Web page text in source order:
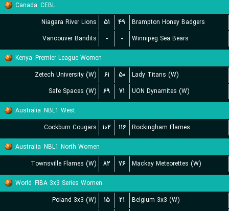
Canada CEBL
Niagara River Lions
۵۱ ۴۹
Brampton Honey Badgers
Vancouver Bandits
- -
Winnipeg Sea Bears
Kenya Premier League Women
Zetech University (W)
۶۱ ۵۰
Lady Titans (W)
Safe Spaces (W)
۶۹ ۷۱
UON Dynamites (W)
Australia NBL1 West
Cockburn Cougars
۱۰۲ ۱۱۶
Rockingham Flames
Australia NBL1 North Women
Townsville Flames (W)
۸۲ ۷۶
Mackay Meteorettes (W)
World FIBA 3x3 Series Women
Poland 3x3 (W)
۱۵ ۲۱
Belgium 3x3 (W)